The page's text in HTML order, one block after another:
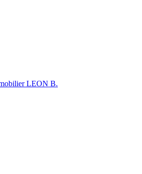
LEON B.